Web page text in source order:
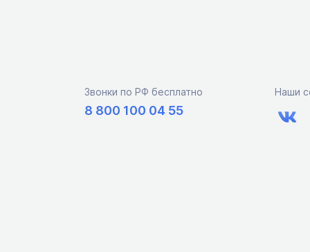
Звонки по РФ бесплатно
8 800 100 04 55
Наши